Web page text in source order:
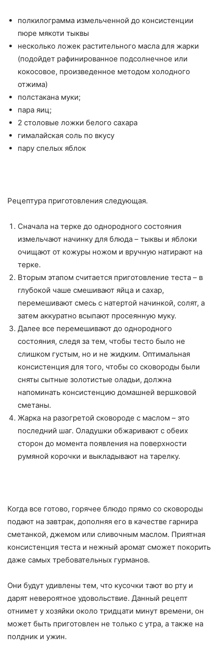
полкилограмма измельченной до консистенции
пюре мякоти тыквы
несколько ложек растительного масла для жарки
(подойдет рафинированное подсолнечное или
кокосовое, произведенное методом холодного
отжима)
полстакана муки;
пара яиц;
2 столовые ложки белого сахара
гималайская соль по вкусу
пару спелых яблок
Рецептура приготовления следующая.
Сначала на терке до однородного состояния
измельчают начинку для блюда – тыквы и яблоки
очищают от кожуры ножом и вручную натирают на
терке.
Вторым этапом считается приготовление теста – в
глубокой чаше смешивают яйца и сахар,
перемешивают смесь с натертой начинкой, солят, а
затем аккуратно всыпают просеянную муку.
Далее все перемешивают до однородного
состояния, следя за тем, чтобы тесто было не
слишком густым, но и не жидким. Оптимальная
консистенция для того, чтобы со сковороды были
сняты сытные золотистые оладьи, должна
напоминать консистенцию домашней вершковой
сметаны.
Жарка на разогретой сковороде с маслом – это
последний шаг. Оладушки обжаривают с обеих
сторон до момента появления на поверхности
румяной корочки и выкладывают на тарелку.
Когда все готово, горячее блюдо прямо со сковороды
подают на завтрак, дополняя его в качестве гарнира
сметанкой, джемом или сливочным маслом. Приятная
консистенция теста и нежный аромат сможет покорить
даже самых требовательных гурманов.
Они будут удивлены тем, что кусочки тают во рту и
дарят невероятное удовольствие. Данный рецепт
отнимет у хозяйки около тридцати минут времени, он
может быть приготовлен не только с утра, а также на
полдник и ужин.